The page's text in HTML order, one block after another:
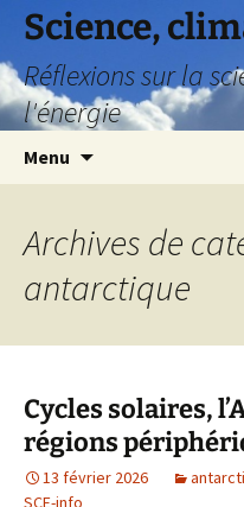
Science,
Réflexions sur la
l'énergie
Menu
Archives de
antarctique
Cycles solaires,
régions
13 février 2026
SCE-info